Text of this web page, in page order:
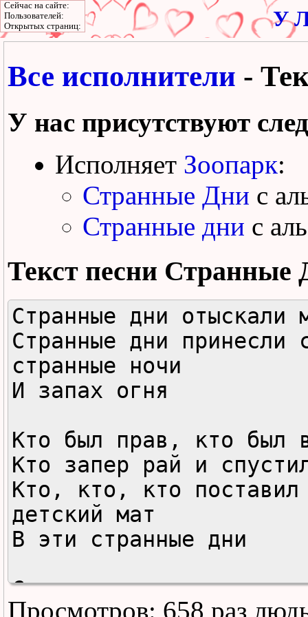
У
Все исполнители -
У нас присутствуют
Исполняет Зоопарк:
Странные Дни с
Странные дни с
Текст песни Странные
Странные дни отыскали
Странные дни принесли
странные ночи
И запах огня
Кто был прав, кто был
Кто запер рай и
Кто, кто, кто поставил
детский мат
В эти странные дни
Странные дни пришли
Просмотров: 658 раз
Сейчас на сайте:
Пользователей:
Открытых страниц: